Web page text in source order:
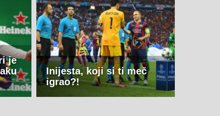
je
Inijesta, koji si ti meč
igrao?!